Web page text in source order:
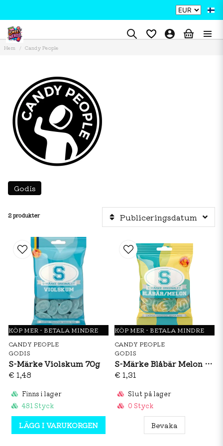
Hem Candy People
Godis
2 produkter Publiceringsdatum
KÖP MER - BETALA MINDRE
CANDY PEOPLE
GODIS
S-Märke Violskum 70g
€ 1,48
Finns i lager
481 Styck
LÄGG I VARUKORGEN
KÖP MER - BETALA MINDRE
CANDY PEOPLE
GODIS
S-Märke Blåbär Melon 80g
€ 1,31
Slut på lager
0 Styck
Bevaka